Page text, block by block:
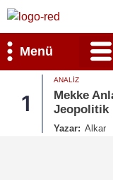
Menü
1
ANALIZ
Mekke
Jeopolitik
Yazar: Alkar